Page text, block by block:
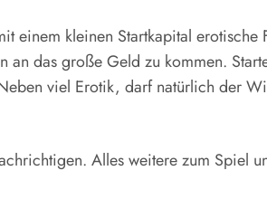
einem kleinen Startkapital erotische
das große Geld zu kommen.
viel Erotik, darf natürlich der
Alles weitere zum Spiel